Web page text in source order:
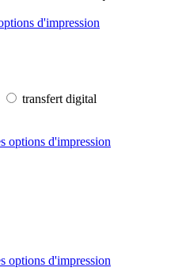
d'impression
transfert digital
options d'impression
options d'impression